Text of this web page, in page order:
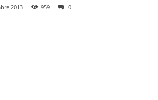
2013 959 0